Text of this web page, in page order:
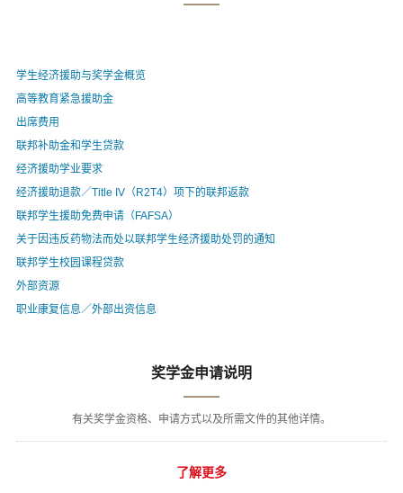
学生经济援助与奖学金概览
高等教育紧急援助金
出席费用
联邦补助金和学生贷款
经济援助学业要求
经济援助退款／Title IV（R2T4）项下的联邦返款
联邦学生援助免费申请（FAFSA）
关于因违反药物法而处以联邦学生经济援助处罚的通知
联邦学生校园课程贷款
外部资源
职业康复信息／外部出资信息
奖学金申请说明
有关奖学金资格、申请方式以及所需文件的其他详情。
了解更多